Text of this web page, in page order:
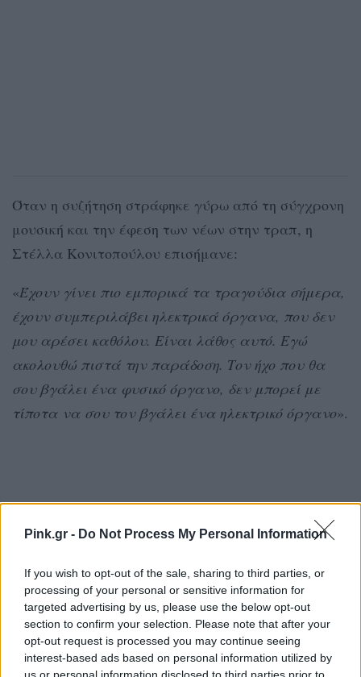
Pink.gr - Do Not Process My Personal Information
If you wish to opt-out of the sale, sharing to third parties, or
processing of your personal or sensitive information for
targeted advertising by us, please use the below opt-out
section to confirm your selection. Please note that after your
opt-out request is processed you may continue seeing
interest-based ads based on personal information utilized by
Όταν η συζήτηση στράφηκε γύρω από τη σύγχρονη
μουσική και την έφεση των νέων στην τραπ, η
Στέλλα Κονιτοπούλου επισήμανε:
«Έχουν γίνει πιο εμπορικά τα τραγούδια σήμερα,
έχουν συμπεριλάβει ηλεκτρικά όργανα, που δεν
μου αρέσει καθόλου. Είναι λάθος αυτό. Εγώ
ακολουθώ πιστά την παράδοση. Τον ήχο που θα
σου βγάλει ένα φυσικό όργανο, δεν μπορεί με
τίποτα να σου τον βγάλει ένα ηλεκτρικό όργανο».
[ΠΗΓΗ]